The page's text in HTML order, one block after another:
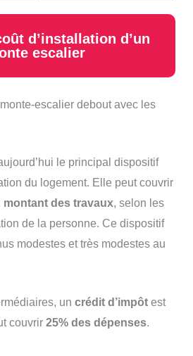
d’installation d’un
escalier
escalier debout avec les
le principal dispositif
du logement. Elle peut couvrir
montant des travaux, selon les
de la personne. Ce dispositif
modestes et très modestes au
un crédit d’impôtest
couvrir25% des dépenses.